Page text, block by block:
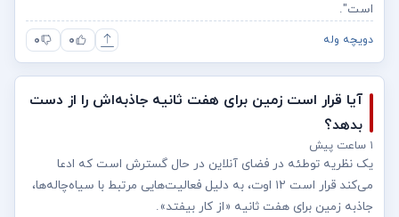
است".
دویچه وله ۰ ۰
آیا قرار است زمین برای هفت ثانیه جاذبه‌اش را از دست
بدهد؟
۱ ساعت پیش
یک نظریه توطئه در فضای آنلاین در حال گسترش است که ادعا
می‌کند قرار است ۱۲ اوت، به دلیل فعالیت‌هایی مرتبط با سیاه‌چاله‌ها،
جاذبه زمین برای هفت ثانیه «از کار بیفتد».